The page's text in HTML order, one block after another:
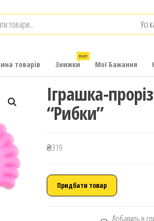
товарів Знижки
Hot!
Мої Бажання
Іграшка-
“Рибки”
₴319
Придбати товар
Добавить в